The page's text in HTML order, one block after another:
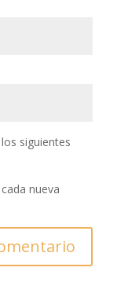
siguientes
nueva